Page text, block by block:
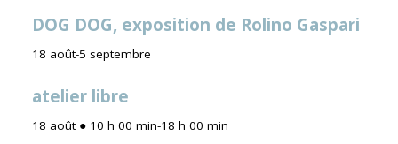
DOG DOG, exposition de Rolino Gaspari
18 août-5 septembre
atelier libre
18 août ● 10 h 00 min-18 h 00 min